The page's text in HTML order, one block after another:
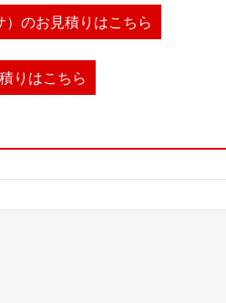
のお見積りはこちら
りはこちら